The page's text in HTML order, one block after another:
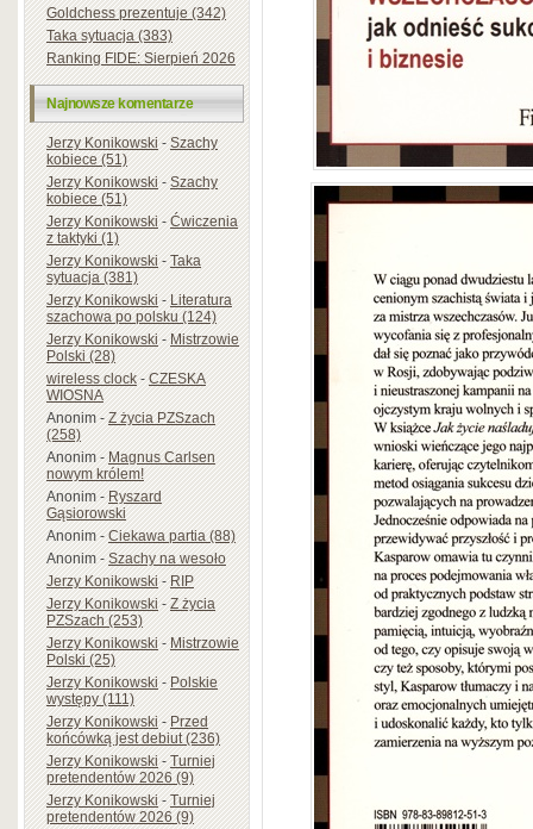
Goldchess prezentuje (342)
Taka sytuacja (383)
Ranking FIDE: Sierpień 2026
Najnowsze komentarze
Jerzy Konikowski-Szachy
kobiece (51)
Jerzy Konikowski-Szachy
kobiece (51)
Jerzy Konikowski-Ćwiczenia
z taktyki (1)
Jerzy Konikowski-Taka
sytuacja (381)
Jerzy Konikowski-Literatura
szachowa po polsku (124)
Jerzy Konikowski-Mistrzowie
Polski (28)
wireless clock-CZESKA
WIOSNA
Anonim-Z życia PZSzach
(258)
Anonim-Magnus Carlsen
nowym królem!
Anonim-Ryszard
Gąsiorowski
Anonim-Ciekawa partia (88)
Anonim-Szachy na wesoło
Jerzy Konikowski-RIP
Jerzy Konikowski-Z życia
PZSzach (253)
Jerzy Konikowski-Mistrzowie
Polski (25)
Jerzy Konikowski-Polskie
występy (111)
Jerzy Konikowski-Przed
końcówką jest debiut (236)
Jerzy Konikowski-Turniej
pretendentów 2026 (9)
Jerzy Konikowski-Turniej
pretendentów 2026 (9)